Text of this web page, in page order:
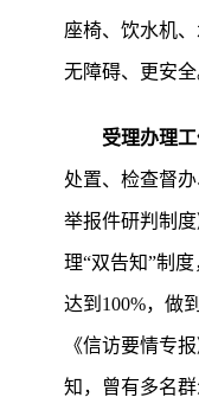
座椅、饮水机
无障碍、更安全
受理办理工
处置、检查督
举报件研判制
理“双告知”制
达到100%，做
《信访要情专
知，曾有多名